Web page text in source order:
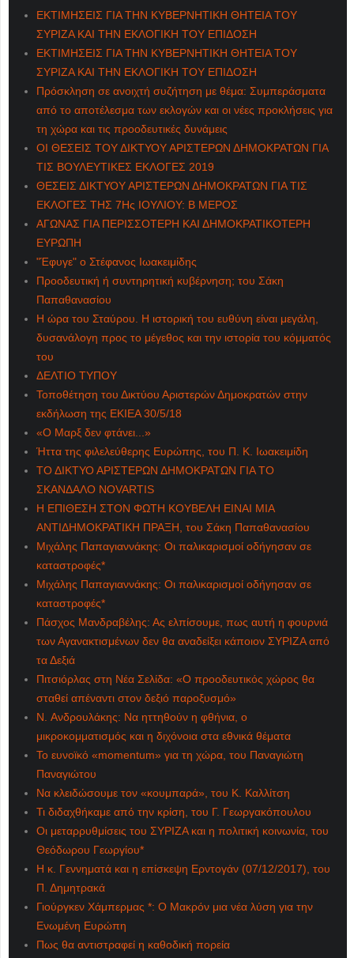
ΕΚΤΙΜΗΣΕΙΣ ΓΙΑ ΤΗΝ ΚΥΒΕΡΝΗΤΙΚΗ ΘΗΤΕΙΑ ΤΟΥ
ΣΥΡΙΖΑ ΚΑΙ ΤΗΝ ΕΚΛΟΓΙΚΗ ΤΟΥ ΕΠΙΔΟΣΗ
ΕΚΤΙΜΗΣΕΙΣ ΓΙΑ ΤΗΝ ΚΥΒΕΡΝΗΤΙΚΗ ΘΗΤΕΙΑ ΤΟΥ
ΣΥΡΙΖΑ ΚΑΙ ΤΗΝ ΕΚΛΟΓΙΚΗ ΤΟΥ ΕΠΙΔΟΣΗ
Πρόσκληση σε ανοιχτή συζήτηση με θέμα: Συμπεράσματα
από το αποτέλεσμα των εκλογών και οι νέες προκλήσεις για
τη χώρα και τις προοδευτικές δυνάμεις
ΟΙ ΘΕΣΕΙΣ ΤΟΥ ΔΙΚΤΥΟΥ ΑΡΙΣΤΕΡΩΝ ΔΗΜΟΚΡΑΤΩΝ ΓΙΑ
ΤΙΣ ΒΟΥΛΕΥΤΙΚΕΣ ΕΚΛΟΓΕΣ 2019
ΘΕΣΕΙΣ ΔΙΚΤΥΟΥ ΑΡΙΣΤΕΡΩΝ ΔΗΜΟΚΡΑΤΩΝ ΓΙΑ ΤΙΣ
ΕΚΛΟΓΕΣ ΤΗΣ 7Ης ΙΟΥΛΙΟΥ: Β ΜΕΡΟΣ
ΑΓΩΝΑΣ ΓΙΑ ΠΕΡΙΣΣΟΤΕΡΗ ΚΑΙ ΔΗΜΟΚΡΑΤΙΚΟΤΕΡΗ
ΕΥΡΩΠΗ
"Έφυγε" ο Στέφανος Ιωακειμίδης
Προοδευτική ή συντηρητική κυβέρνηση; του Σάκη
Παπαθανασίου
Η ώρα του Σταύρου. Η ιστορική του ευθύνη είναι μεγάλη,
δυσανάλογη προς το μέγεθος και την ιστορία του κόμματός
του
ΔΕΛΤΙΟ ΤΥΠΟΥ
Τοποθέτηση του Δικτύου Αριστερών Δημοκρατών στην
εκδήλωση της ΕΚΙΕΑ 30/5/18
«Ο Μαρξ δεν φτάνει...»
Ήττα της φιλελεύθερης Ευρώπης, του Π. Κ. Ιωακειμίδη
ΤΟ ΔΙΚΤΥΟ ΑΡΙΣΤΕΡΩΝ ΔΗΜΟΚΡΑΤΩΝ ΓΙΑ ΤΟ
ΣΚΑΝΔΑΛΟ NOVARTIS
Η ΕΠΙΘΕΣΗ ΣΤΟΝ ΦΩΤΗ ΚΟΥΒΕΛΗ ΕΙΝΑΙ ΜΙΑ
ΑΝΤΙΔΗΜΟΚΡΑΤΙΚΗ ΠΡΑΞΗ, του Σάκη Παπαθανασίου
Μιχάλης Παπαγιαννάκης: Οι παλικαρισμοί οδήγησαν σε
καταστροφές*
Μιχάλης Παπαγιαννάκης: Οι παλικαρισμοί οδήγησαν σε
καταστροφές*
Πάσχος Μανδραβέλης: Ας ελπίσουμε, πως αυτή η φουρνιά
των Αγανακτισμένων δεν θα αναδείξει κάποιον ΣΥΡΙΖΑ από
τα Δεξιά
Πιτσιόρλας στη Νέα Σελίδα: «Ο προοδευτικός χώρος θα
σταθεί απέναντι στον δεξιό παροξυσμό»
N. Ανδρουλάκης: Να ηττηθούν η φθήνια, ο
μικροκομματισμός και η διχόνοια στα εθνικά θέματα
Το ευνοϊκό «momentum» για τη χώρα, του Παναγιώτη
Παναγιώτου
Να κλειδώσουμε τον «κουμπαρά», του Κ. Καλλίτση
Τι διδαχθήκαμε από την κρίση, του Γ. Γεωργακόπουλου
Οι μεταρρυθμίσεις του ΣΥΡΙΖΑ και η πολιτική κοινωνία, του
Θεόδωρου Γεωργίου*
Η κ. Γεννηματά και η επίσκεψη Ερντογάν (07/12/2017), του
Π. Δημητρακά
Γιούργκεν Xάμπερμας *: Ο Μακρόν μια νέα λύση για την
Ενωμένη Ευρώπη
Πως θα αντιστραφεί η καθοδική πορεία